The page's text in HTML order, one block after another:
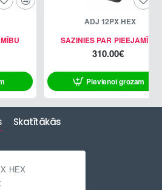
SAZINIES PAR PIEEJAMĪBU
ADJ 12PX HEX
310.00€
Pievienot grozam
Skatītākās
HEX